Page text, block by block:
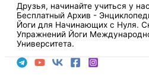
Друзья, начинайте учиться у
Бесплатный Архив -
Йоги для Начинающих с Нуля.
Упражнений Йоги
Университета.